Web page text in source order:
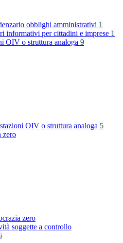
obblighi amministrativi 1
informativi per cittadini e imprese 1
OIV o struttura analoga 9
OIV o struttura analoga 5
zero
zero
soggette a controllo